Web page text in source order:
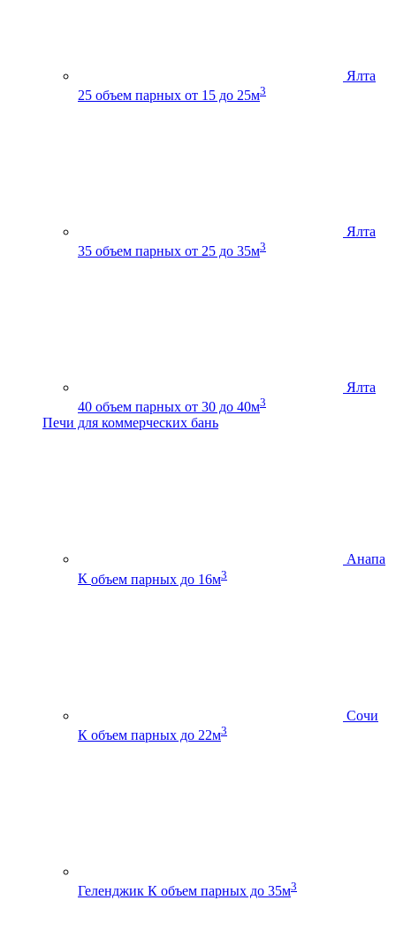
Ялта
25 объем парных от 15 до 25м3
Ялта
35 объем парных от 25 до 35м3
Ялта
40 объем парных от 30 до 40м3
Печи для коммерческих бань
Анапа
К объем парных до 16м3
Сочи
К объем парных до 22м3
Геленджик К объем парных до 35м3